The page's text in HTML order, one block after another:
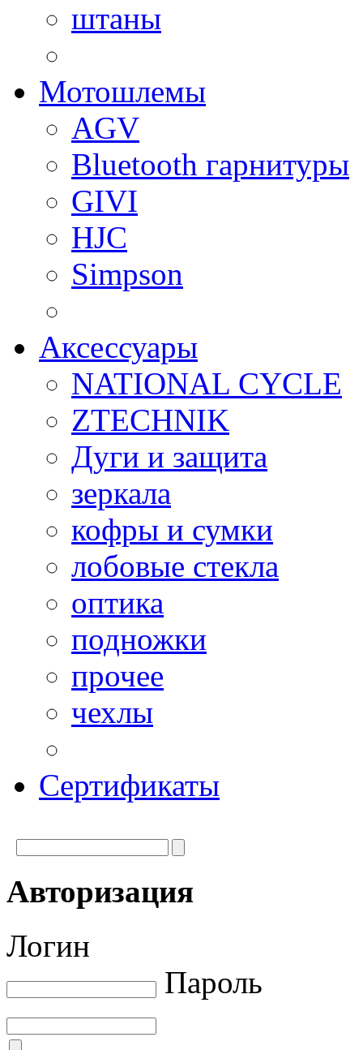
штаны
Мотошлемы
AGV
Bluetooth гарнитуры
GIVI
HJC
Simpson
Аксессуары
NATIONAL CYCLE
ZTECHNIK
Дуги и защита
зеркала
кофры и сумки
лобовые стекла
оптика
подножки
прочее
чехлы
Сертификаты
Авторизация
Логин
Пароль